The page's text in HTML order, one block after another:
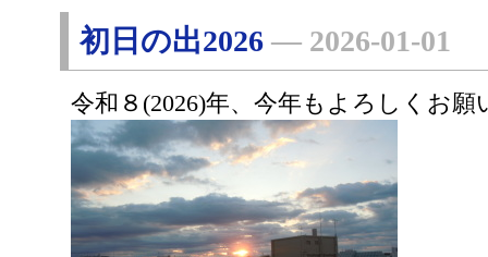
初日の出2026 ― 2026-01-01
令和８(2026)年、今年もよろしくお願